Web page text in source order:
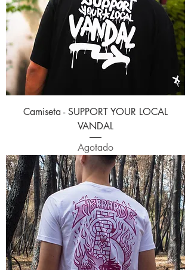
Camiseta - SUPPORT YOUR LOCAL
VANDAL
Agotado